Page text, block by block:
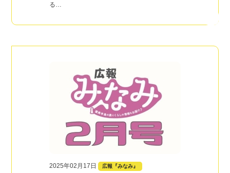
る…
2025年02月17日 広報『みなみ』